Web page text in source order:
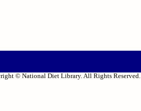
© National Diet Library. All Rights Reserved.